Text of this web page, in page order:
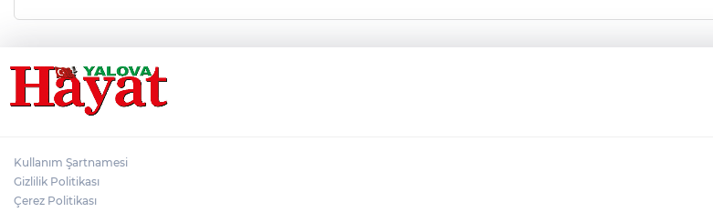
Kullanım Şartnamesi
Gizlilik Politikası
Çerez Politikası